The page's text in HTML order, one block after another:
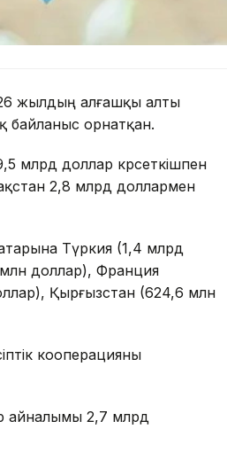
жылдың алғашқы алты
байланыс орнатқан.
млрд доллар көрсеткішпен
2,8 млрд доллармен
Түркия (1,4 млрд
доллар), Франция
Қырғызстан (624,6 млн
кооперацияны
айналымы 2,7 млрд